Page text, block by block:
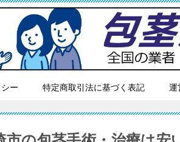
ー 特定商取引法に基づく表記 運